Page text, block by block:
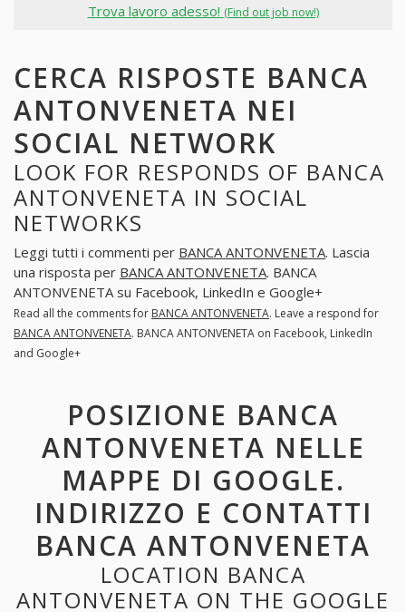
Trova lavoro adesso! (Find out job now!)
CERCA RISPOSTE BANCA
ANTONVENETA NEI
SOCIAL NETWORK
LOOK FOR RESPONDS OF BANCA
ANTONVENETA IN SOCIAL
NETWORKS
Leggi tutti i commenti per BANCA ANTONVENETA. Lascia
una risposta per BANCA ANTONVENETA. BANCA
ANTONVENETA su Facebook, LinkedIn e Google+
Read all the comments for BANCA ANTONVENETA. Leave a respond for
BANCA ANTONVENETA. BANCA ANTONVENETA on Facebook, LinkedIn
and Google+
POSIZIONE BANCA
ANTONVENETA NELLE
MAPPE DI GOOGLE.
INDIRIZZO E CONTATTI
BANCA ANTONVENETA
LOCATION BANCA
ANTONVENETA ON THE GOOGLE